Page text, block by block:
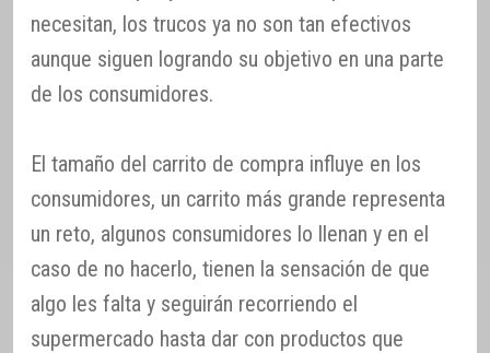
necesitan, los trucos ya no son tan efectivos
aunque siguen logrando su objetivo en una parte
de los consumidores.
El tamaño del carrito de compra influye en los
consumidores, un carrito más grande representa
un reto, algunos consumidores lo llenan y en el
caso de no hacerlo, tienen la sensación de que
algo les falta y seguirán recorriendo el
supermercado hasta dar con productos que